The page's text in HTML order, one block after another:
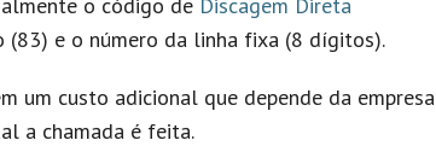
(83) e o número da linha fixa (8 dígitos).
um custo adicional que depende da empresa
a chamada é feita.